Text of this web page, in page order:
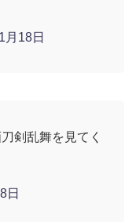
月18日
剣乱舞を見てく
日